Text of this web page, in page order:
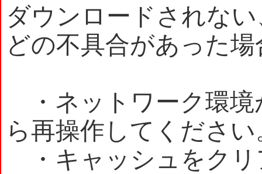
ダウンロードされな
どの不具合があった
・ネットワーク環境
ら再操作してください
・キャッシュをクリ